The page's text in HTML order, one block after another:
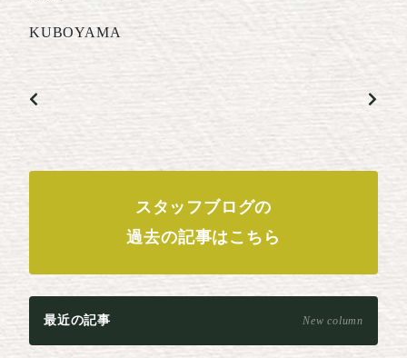
KUBOYAMA
スタッフブログの
過去の記事はこちら
最近の記事 New column